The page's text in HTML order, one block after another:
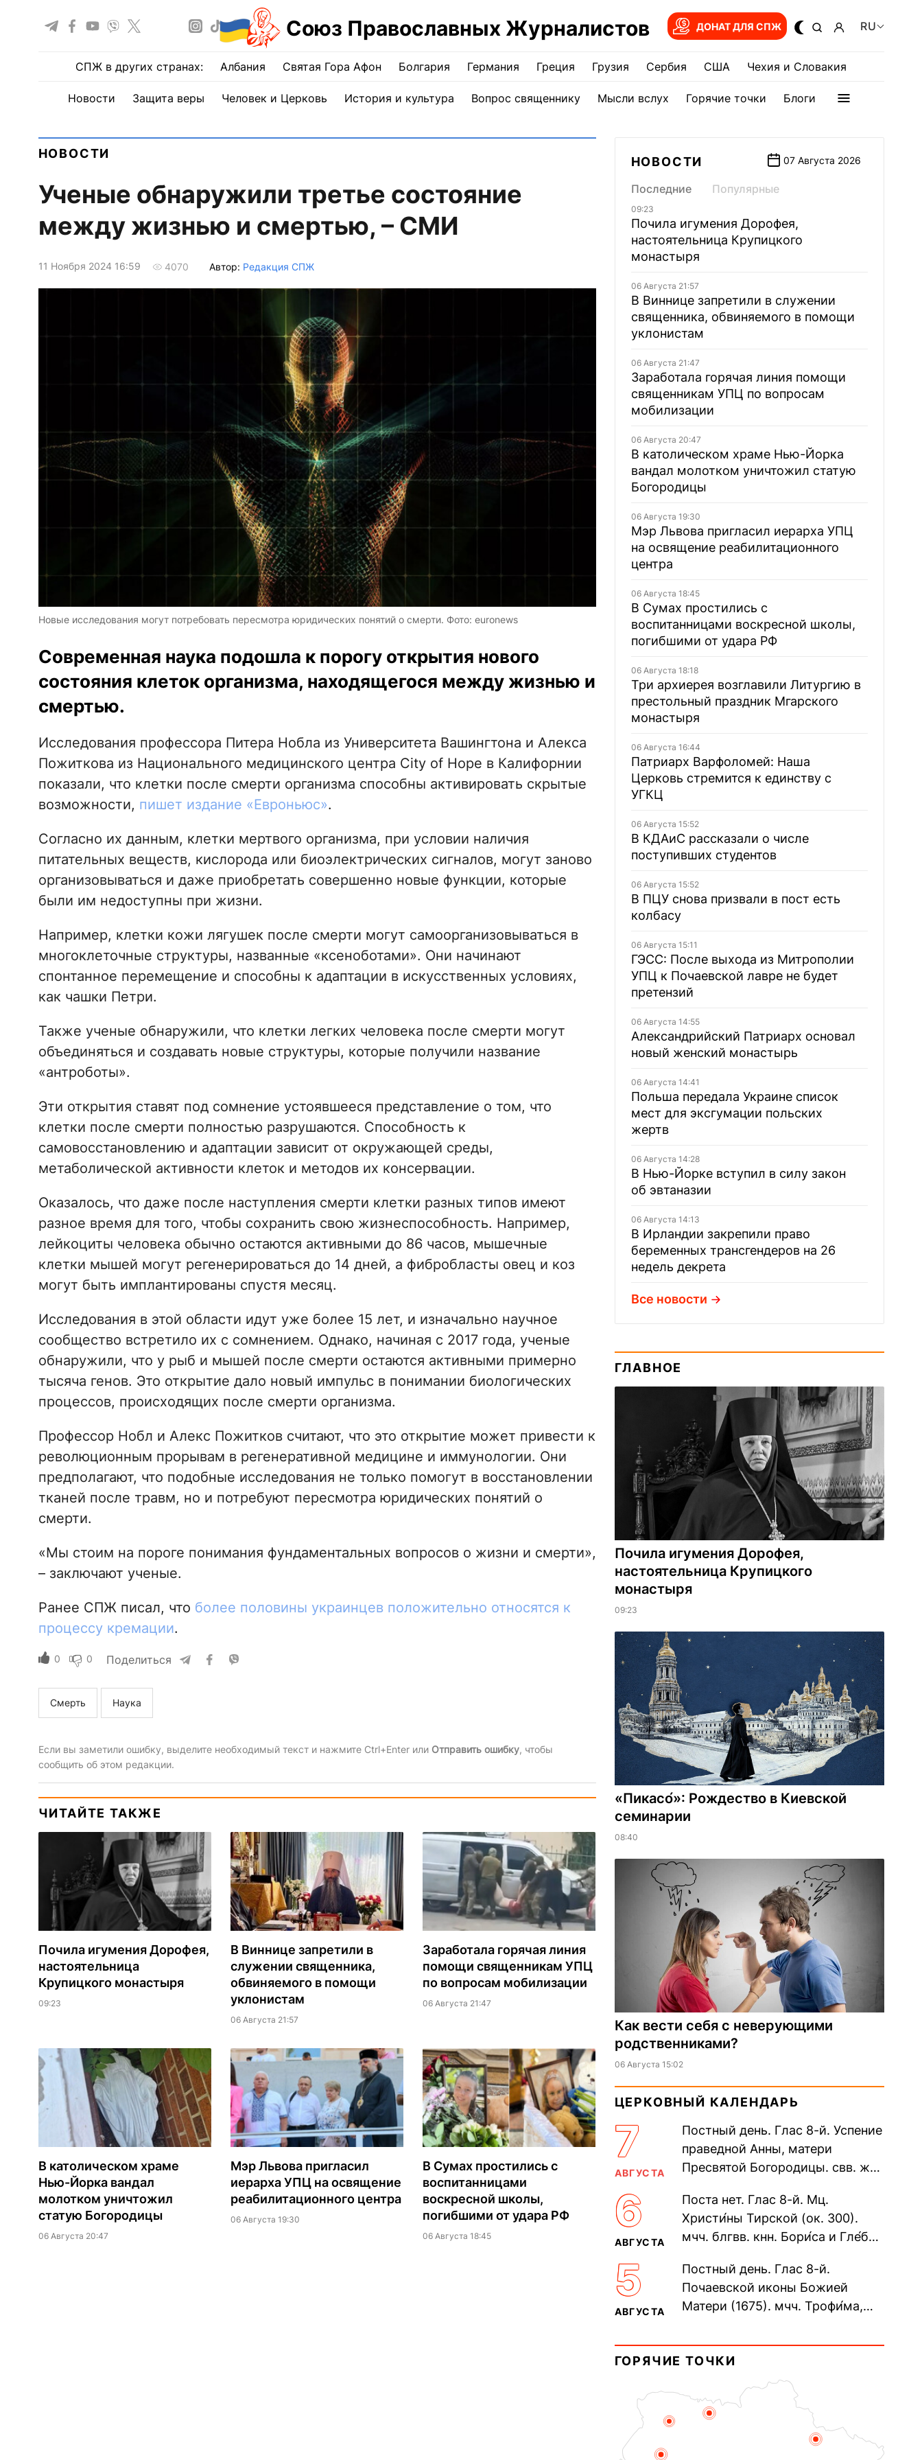
Союз Православных Журналистов ДОНАТ ДЛЯ СПЖ RU
СПЖ в других странах: Албания Святая Гора Афон Болгария Германия Греция Грузия Сербия США Чехия и Словакия
Новости Защита веры Человек и Церковь История и культура Вопрос священнику Мысли вслух Горячие точки Блоги
НОВОСТИ
Ученые обнаружили третье состояние
между жизнью и смертью, – СМИ
11 Ноября 2024 16:59 4070 Автор: Редакция СПЖ
Новые исследования могут потребовать пересмотра юридических понятий о смерти. Фото: euronews
Современная наука подошла к порогу открытия нового
состояния клеток организма, находящегося между жизнью и
смертью.
Исследования профессора Питера Нобла из Университета Вашингтона и Алекса
Пожиткова из Национального медицинского центра City of Hope в Калифорнии
показали, что клетки после смерти организма способны активировать скрытые
возможности, пишет издание «Евроньюс».
Согласно их данным, клетки мертвого организма, при условии наличия
питательных веществ, кислорода или биоэлектрических сигналов, могут заново
организовываться и даже приобретать совершенно новые функции, которые
были им недоступны при жизни.
Например, клетки кожи лягушек после смерти могут самоорганизовываться в
многоклеточные структуры, названные «ксеноботами». Они начинают
спонтанное перемещение и способны к адаптации в искусственных условиях,
как чашки Петри.
Также ученые обнаружили, что клетки легких человека после смерти могут
объединяться и создавать новые структуры, которые получили название
«антроботы».
Эти открытия ставят под сомнение устоявшееся представление о том, что
клетки после смерти полностью разрушаются. Способность к
самовосстановлению и адаптации зависит от окружающей среды,
метаболической активности клеток и методов их консервации.
Оказалось, что даже после наступления смерти клетки разных типов имеют
разное время для того, чтобы сохранить свою жизнеспособность. Например,
лейкоциты человека обычно остаются активными до 86 часов, мышечные
клетки мышей могут регенерироваться до 14 дней, а фибробласты овец и коз
могут быть имплантированы спустя месяц.
Исследования в этой области идут уже более 15 лет, и изначально научное
сообщество встретило их с сомнением. Однако, начиная с 2017 года, ученые
обнаружили, что у рыб и мышей после смерти остаются активными примерно
тысяча генов. Это открытие дало новый импульс в понимании биологических
процессов, происходящих после смерти организма.
Профессор Нобл и Алекс Пожитков считают, что это открытие может привести к
революционным прорывам в регенеративной медицине и иммунологии. Они
предполагают, что подобные исследования не только помогут в восстановлении
тканей после травм, но и потребуют пересмотра юридических понятий о
смерти.
«Мы стоим на пороге понимания фундаментальных вопросов о жизни и смерти»,
– заключают ученые.
Ранее СПЖ писал, что более половины украинцев положительно относятся к
процессу кремации.
0 0 Поделиться
Смерть Наука
Если вы заметили ошибку, выделите необходимый текст и нажмите Ctrl+Enter или Отправить ошибку, чтобы
сообщить об этом редакции.
ЧИТАЙТЕ ТАКЖЕ
Почила игумения Дорофея,
настоятельница
Крупицкого монастыря
09:23
В Виннице запретили в
служении священника,
обвиняемого в помощи
уклонистам
06 Августа 21:57
Заработала горячая линия
помощи священникам УПЦ
по вопросам мобилизации
06 Августа 21:47
В католическом храме
Нью-Йорка вандал
молотком уничтожил
статую Богородицы
06 Августа 20:47
Мэр Львова пригласил
иерарха УПЦ на освящение
реабилитационного центра
06 Августа 19:30
В Сумах простились с
воспитанницами
воскресной школы,
погибшими от удара РФ
06 Августа 18:45
НОВОСТИ 07 Августа 2026
Последние Популярные
09:23
Почила игумения Дорофея,
настоятельница Крупицкого
монастыря
06 Августа 21:57
В Виннице запретили в служении
священника, обвиняемого в помощи
уклонистам
06 Августа 21:47
Заработала горячая линия помощи
священникам УПЦ по вопросам
мобилизации
06 Августа 20:47
В католическом храме Нью-Йорка
вандал молотком уничтожил статую
Богородицы
06 Августа 19:30
Мэр Львова пригласил иерарха УПЦ
на освящение реабилитационного
центра
06 Августа 18:45
В Сумах простились с
воспитанницами воскресной школы,
погибшими от удара РФ
06 Августа 18:18
Три архиерея возглавили Литургию в
престольный праздник Мгарского
монастыря
06 Августа 16:44
Патриарх Варфоломей: Наша
Церковь стремится к единству с
УГКЦ
06 Августа 15:52
В КДАиС рассказали о числе
поступивших студентов
06 Августа 15:52
В ПЦУ снова призвали в пост есть
колбасу
06 Августа 15:11
ГЭСС: После выхода из Митрополии
УПЦ к Почаевской лавре не будет
претензий
06 Августа 14:55
Александрийский Патриарх основал
новый женский монастырь
06 Августа 14:41
Польша передала Украине список
мест для эксгумации польских
жертв
06 Августа 14:28
В Нью-Йорке вступил в силу закон
об эвтаназии
06 Августа 14:13
В Ирландии закрепили право
беременных трансгендеров на 26
недель декрета
Все новости
ГЛАВНОЕ
Почила игумения Дорофея,
настоятельница Крупицкого
монастыря
09:23
«Пикасо́»: Рождество в Киевской
семинарии
08:40
Как вести себя с неверующими
родственниками?
06 Августа 15:02
ЦЕРКОВНЫЙ КАЛЕНДАРЬ
7
АВГУСТА
Постный день. Глас 8-й. Успение
праведной Анны, матери
Пресвятой Богородицы. свв. жен
прп. Евпракси́и девы,...
6
АВГУСТА
Поста нет. Глас 8-й. Мц.
Христи́ны Тирской (ок. 300).
мчч. блгвв. кнн. Бори́са и Гле́ба,
Дави́да (1015). Прп....
5
АВГУСТА
Постный день. Глас 8-й.
Почаевской иконы Божией
Матери (1675). мчч. Трофи́ма,
мучеников (284–305). прав.
воина Фео́дора...
ГОРЯЧИЕ ТОЧКИ